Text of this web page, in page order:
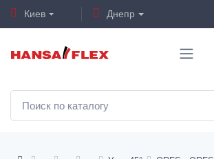
Киев Днепр